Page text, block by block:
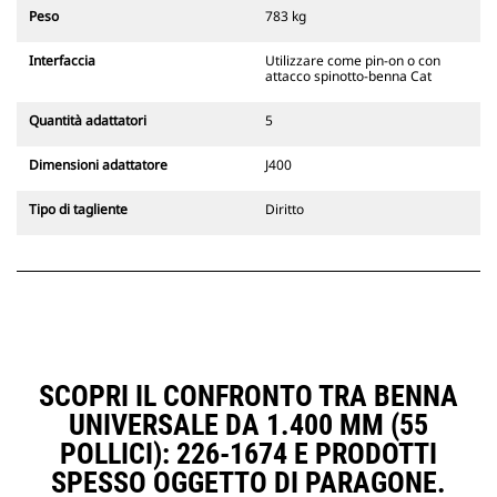
gli escavatori gommati. Sono
larghezze per scavo di fossati.
sistema di attacco dedicato CW
fisse. Gli attacchi dedicati CW
bloccaggio a cuneo per mantenere
disponibili per tutti gli escavatori
Peso 783 kg
Interfaccia
Utilizzare come pin-on o con
attacco spinotto-benna Cat
Quantità adattatori 5
Dimensioni adattatore J400
Tipo di tagliente Diritto
SCOPRI IL CONFRONTO TRA BENNA
UNIVERSALE DA 1.400 MM (55
POLLICI): 226-1674 E PRODOTTI
SPESSO OGGETTO DI PARAGONE.